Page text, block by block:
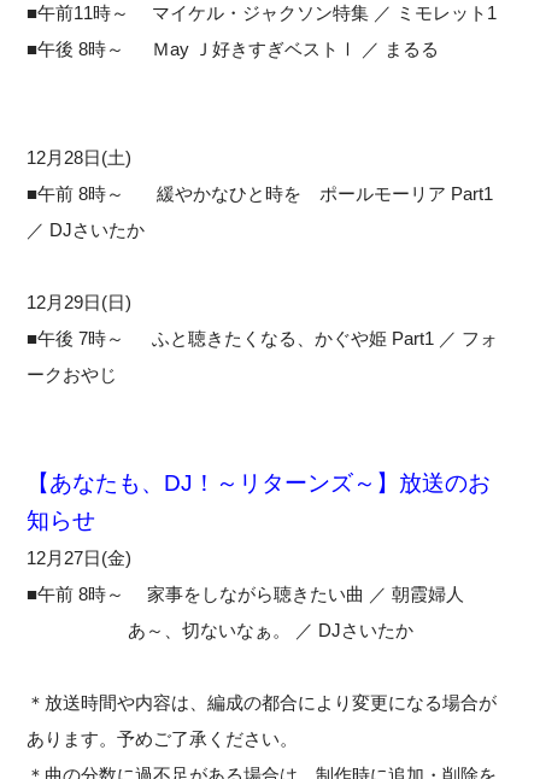
■午前11時～ マイケル・ジャクソン特集 ／ ミモレット1
■午後 8時～ Ｍay Ｊ好きすぎベストⅠ ／ まるる
12月28日(土)
■午前 8時～ 緩やかなひと時を ポールモーリア Part1
／ DJさいたか
12月29日(日)
■午後 7時～ ふと聴きたくなる、かぐや姫 Part1 ／ フォ
ークおやじ
【あなたも、DJ！～リターンズ～】放送のお
知らせ
12月27日(金)
■午前 8時～ 家事をしながら聴きたい曲 ／ 朝霞婦人
あ～、切ないなぁ。 ／ DJさいたか
＊放送時間や内容は、編成の都合により変更になる場合が
あります。予めご了承ください。
＊曲の分数に過不足がある場合は、制作時に追加・削除を